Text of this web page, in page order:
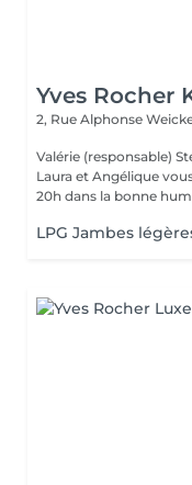
Yves Rocher
2, Rue Alphonse
Valérie (responsable)
Laura et Angélique
LPG Jambes